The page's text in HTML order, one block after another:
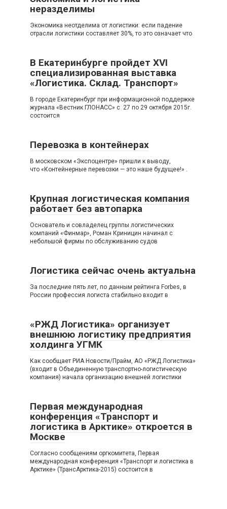
неразделимы
Экономика неотделима от логистики: если падение
отрасли логистики составляет 30%, то это означает что
В Екатеринбурге пройдет XVI
специализированная выставка
«Логистика. Склад. Транспорт»
В городе Екатеринбург при информационной поддержке
журнала «Вестник ГЛОНАСС» с 27 по 29 октября 2015г.
состоится
Перевозка в контейнерах
В московском «Экспоцентре» пришли к выводу,
что «Контейнерные перевозки — это наше будущее!» .
Крупная логистическая компания
работает без автопарка
Основатель и совладелец группы логистических
компаний «Финмар», Роман Криницин начинал с
небольшой фирмы по обслуживанию судов
Логистика сейчас очень актуальна
За последние пять лет, по данным рейтинга Forbes, в
России профессия логиста стабильно входит в
«РЖД Логистика» организует
внешнюю логистику предприятия
холдинга УГМК
Как сообщает РИА Новости/Прайм, АО «РЖД Логистика»
(входит в Объединенную транспортно-логистическую
компания) начала организацию внешней логистики
Первая международная
конференция «Транспорт и
логистика в Арктике» откроется в
Москве
Согласно сообщениям оргкомитета, Первая
международная конференция «Транспорт и логистика в
Арктике» (ТрансАрктика-2015) состоится в